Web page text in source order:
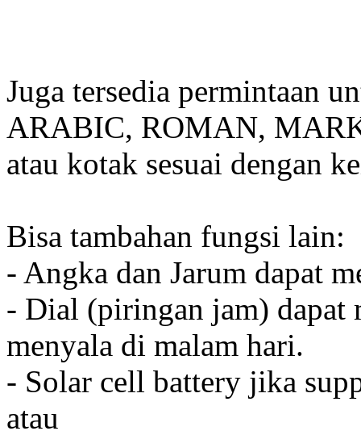
Juga tersedia permintaan
ARABIC, ROMAN,
atau kotak sesuai dengan
Bisa tambahan fungsi lain:
- Angka dan Jarum dapat
- Dial (piringan jam) dapat
menyala di malam hari.
- Solar cell battery jika
atau